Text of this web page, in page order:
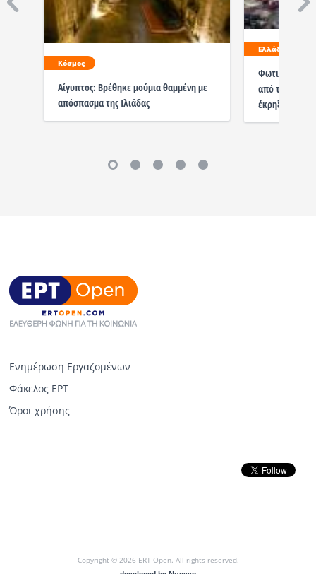
Κόσμος
Αίγυπτος: Βρέθηκε μούμια θαμμένη με
απόσπασμα της Ιλιάδας
Ελλάδα
Φωτιά στον
από τους
έκρηξης
Ενημέρωση Εργαζομένων
Φάκελος ΕΡΤ
Όροι χρήσης
Copyright © 2026 ERT Open. All rights reserved.